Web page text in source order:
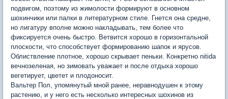
подвигом, поэтому из жимолости формируют в основном
шохинчики или палки в литературном стиле. Гнется она средне,
но лигатуру вполне можно накладывать, тем более что
фиксируется очень быстро. Ветвится хорошо в горизонтальной
плоскости, что способствует формированию шапок и ярусов.
Облиствление плотное, хорошо скрывает пеньки. Конкретно nitida
вечнозеленая, но зимовать уважает и после отдыха хорошо
вегетирует, цветет и плодоносит.
Вальтер Пол, упомянутый мной ранее, неравнодушен к этому
растению, и у него есть несколько интересных шохинов из